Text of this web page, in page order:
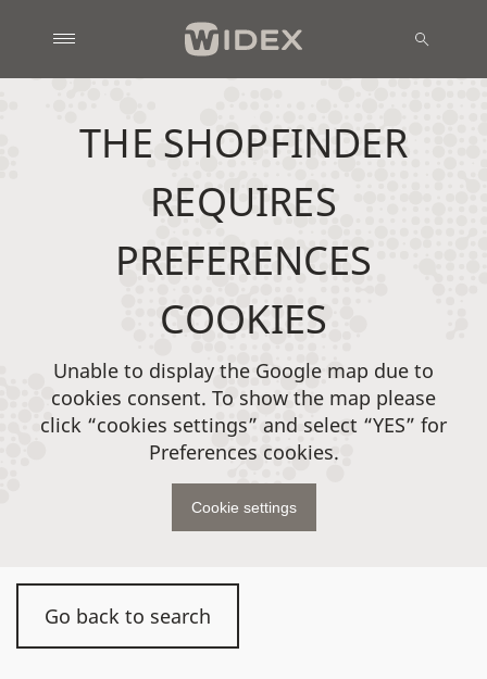
Go back to search
THE SHOPFINDER
REQUIRES
PREFERENCES
COOKIES
Unable to display the Google map due to
cookies consent. To show the map please
click “cookies settings” and select “YES” for
Preferences cookies.
Cookie settings